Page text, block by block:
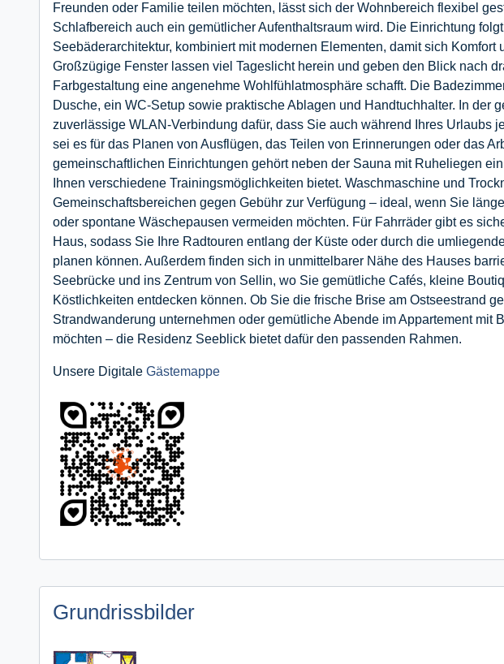
Freunden oder Familie teilen möchten, lässt sich der Wohnbereich flexibel
Schlafbereich auch ein gemütlicher Aufenthaltsraum wird. Die Einrichtung
Seebäderarchitektur, kombiniert mit modernen Elementen, damit sich Komfort
Großzügige Fenster lassen viel Tageslicht herein und geben den Blick nach
Farbgestaltung eine angenehme Wohlfühlatmosphäre schafft. Die
Dusche, ein WC-Setup sowie praktische Ablagen und Handtuchhalter. In der
zuverlässige WLAN-Verbindung dafür, dass Sie auch während Ihres Urlaubs
sei es für das Planen von Ausflügen, das Teilen von Erinnerungen oder das
gemeinschaftlichen Einrichtungen gehört neben der Sauna mit Ruheliegen
Ihnen verschiedene Trainingsmöglichkeiten bietet. Waschmaschine und
Gemeinschaftsbereichen gegen Gebühr zur Verfügung – ideal, wenn Sie
oder spontane Wäschepausen vermeiden möchten. Für Fahrräder gibt es
Haus, sodass Sie Ihre Radtouren entlang der Küste oder durch die
planen können. Außerdem finden sich in unmittelbarer Nähe des Hauses
Seebrücke und ins Zentrum von Sellin, wo Sie gemütliche Cafés, kleine
Köstlichkeiten entdecken können. Ob Sie die frische Brise am Ostseestrand
Strandwanderung unternehmen oder gemütliche Abende im Appartement mit
möchten – die Residenz Seeblick bietet dafür den passenden Rahmen.
Unsere Digitale Gästemappe
Grundrissbilder